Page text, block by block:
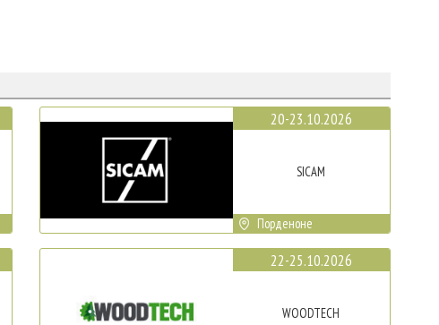
20-23.10.2026
SICAM
Порденоне
22-25.10.2026
WOODTECH